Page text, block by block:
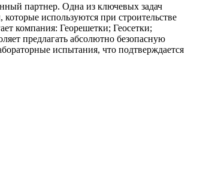
партнер. Одна из ключевых задач
используются при строительстве
компания: Георешетки; Геосетки;
предлагать абсолютно безопасную
испытания, что подтверждается